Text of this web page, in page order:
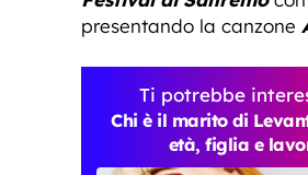
presentando la canzone
Ti potrebbe
Chi è il marito di
età, figlia e